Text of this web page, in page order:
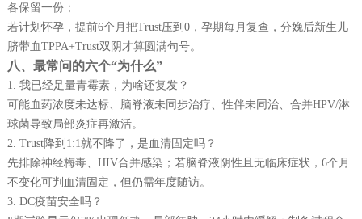
各保留一份；
若计划怀孕，提前6个月把Trust压到0，孕期每月复查，分娩后新生儿
脐带血TPPA+Trust双阴才算圆满句号。
八、最常问的六个“为什么”
1. 我已经足量青霉素，为啥还复发？
可能血药浓度未达标、脑脊液未同步治疗、性伴未同治、合并HPV/淋
球菌导致局部炎症再激活。
2. Trust降到1:1就不降了，是血清固定吗？
先排除神经梅毒、HIV合并感染；若脑脊液阴性且无临床症状，6个月
不变化可判血清固定，但仍需年度随访。
3. DC疫苗安全吗？